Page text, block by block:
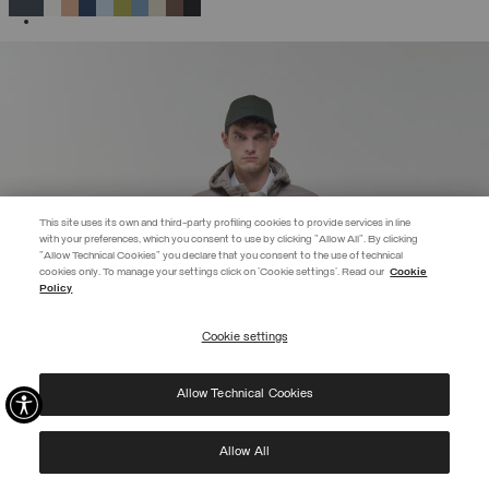
EXTRA 10%
Verwenden Sie den Code EXTRA10 auf reduzierte Artikel und sichern Sie
Datenschutzerklärung
gelesen und stimme der Verarbeitung meiner Daten
zu den dort genannten Zwecken zu.
Privacy Policy
This site uses its own and third-party profiling cookies to provide services in line
with your preferences, which you consent to use by clicking "Allow All". By clicking
"Allow Technical Cookies" you declare that you consent to the use of technical
cookies only. To manage your settings click on 'Cookie settings'. Read our Cookie
Policy
Cookie settings
Allow Technical Cookies
Allow All